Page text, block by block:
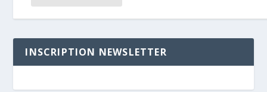
INSCRIPTION NEWSLETTER